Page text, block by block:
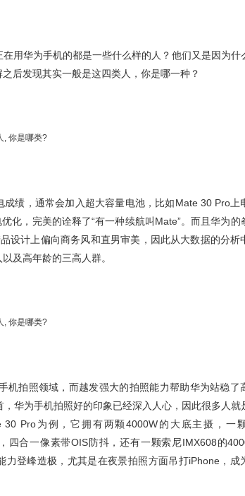
用华为手机的都是一些什么样的人？他们又是因为什
后发现其实一般是这四类人，你是哪一种？
绩，通常会加入超大容量电池，比如Mate 30 Pro上
化，完美的诠释了“有一种续航叫Mate”。而且华为的
设计上偏向商务风和直男审美，因此从大数据的分析
及高年龄的三高人群。
机拍照领域，而越发强大的拍照能力帮助华为站稳了
华为手机拍照好的印象已经深入人心，因此很多人就
Pro为例，它拥有两颗4000W的大底主摄，一
四合一像素带OIS防抖，还有一颗索尼IMX608的
力登峰造极，尤其是在夜景拍照方面吊打iPhone，成